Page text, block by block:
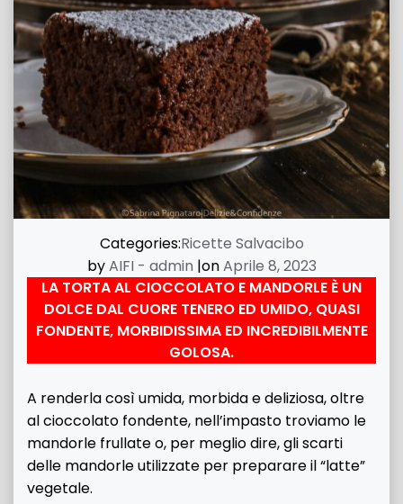
Categories:Ricette Salvacibo
byAIFI - admin |onAprile 8, 2023
LA TORTA AL CIOCCOLATO E MANDORLE È UN
DOLCE DAL CUORE TENERO ED UMIDO, QUASI
FONDENTE, MORBIDISSIMA ED INCREDIBILMENTE
GOLOSA.
A renderla così umida, morbida e deliziosa, oltre
al cioccolato fondente, nell’impasto troviamo le
mandorle frullate o, per meglio dire, gli scarti
delle mandorle utilizzate per preparare il “latte”
vegetale.